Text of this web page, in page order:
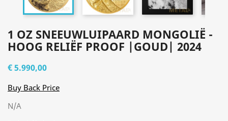
1 OZ SNEEUWLUIPAARD MONGOLIË -
HOOG RELIËF PROOF |GOUD| 2024
€ 5.990,00
Buy Back Price
N/A